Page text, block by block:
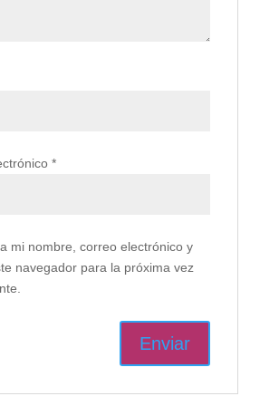
*
mi nombre, correo electrónico y
navegador para la próxima vez